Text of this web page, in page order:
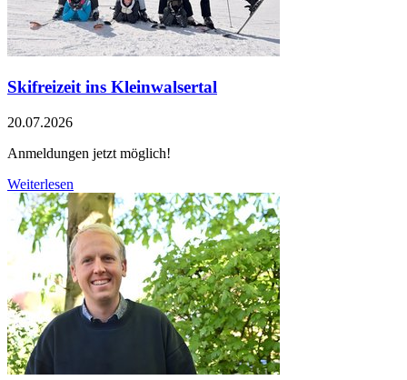
Skifreizeit ins Kleinwalsertal
20.07.2026
Anmeldungen jetzt möglich!
Weiterlesen